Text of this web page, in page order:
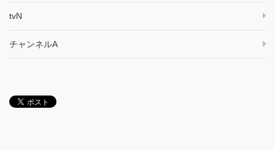
tvN
チャンネルA